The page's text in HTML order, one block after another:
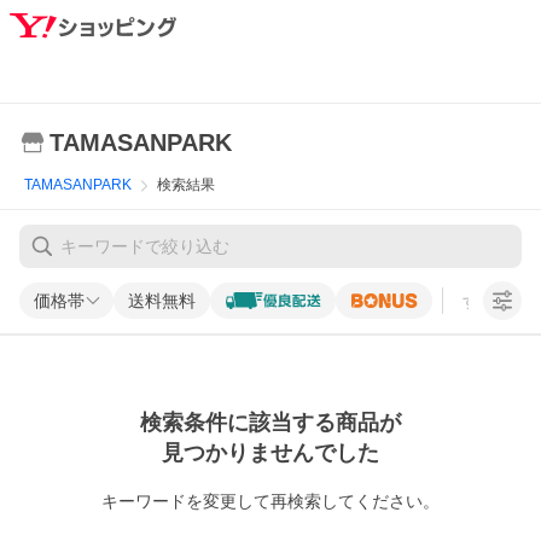
TAMASANPARK
TAMASANPARK 検索結果
価格帯 送料無料 すべての条
検索条件に該当する商品が
見つかりませんでした
キーワードを変更して再検索してください。